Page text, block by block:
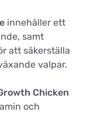
innehåller ett
samt
att säkerställa
valpar.
Chicken
och